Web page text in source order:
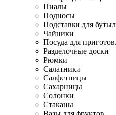
Пиалы
Подносы
Подставки для
Чайники
Посуда для
Разделочные доски
Рюмки
Салатники
Салфетницы
Сахарницы
Солонки
Стаканы
Вазы для фруктов